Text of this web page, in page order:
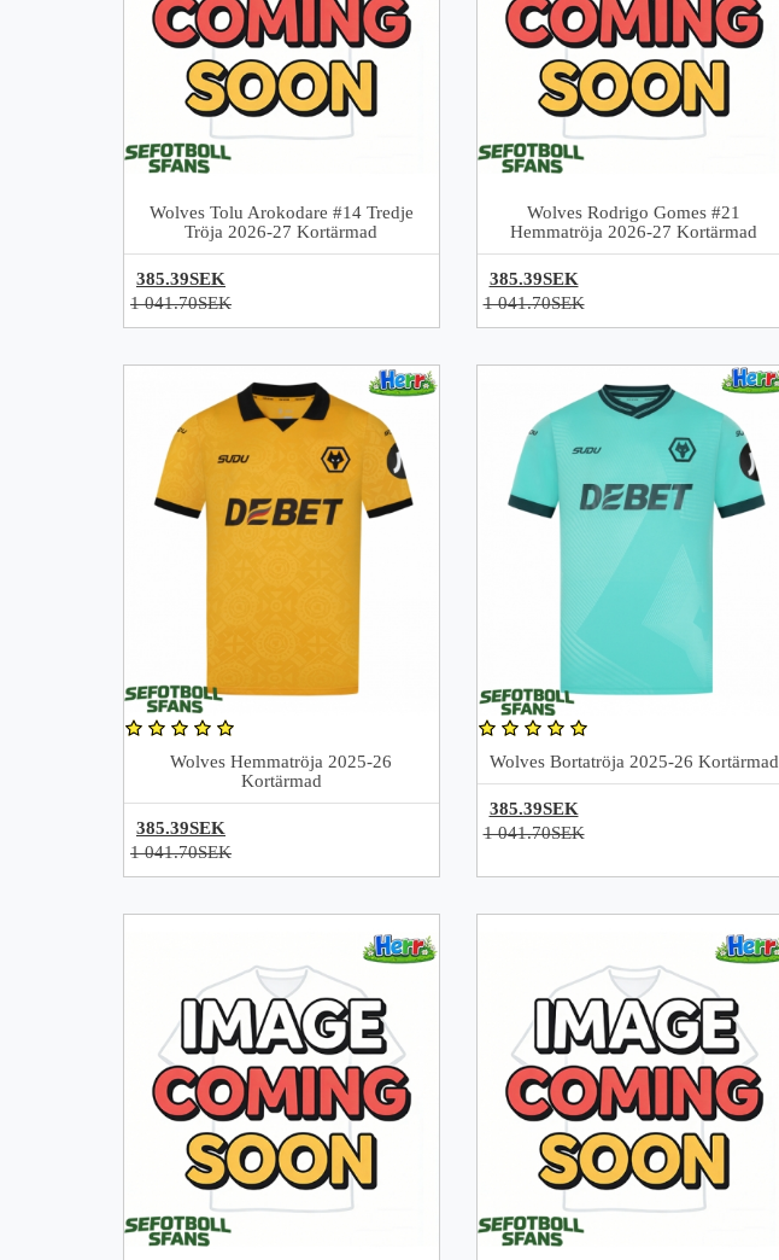
Wolves Tolu Arokodare #14 Tredje
Tröja 2026-27 Kortärmad
385.39SEK
1 041.70SEK
Wolves Rodrigo Gomes #21
Hemmatröja 2026-27 Kortärmad
385.39SEK
1 041.70SEK
Wolves Hemmatröja 2025-26
Kortärmad
385.39SEK
1 041.70SEK
Wolves Bortatröja 2025-26 Kortärmad
385.39SEK
1 041.70SEK